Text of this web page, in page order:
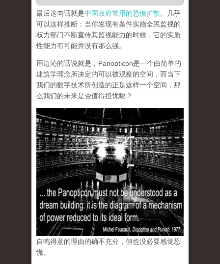
最后这句话就是中国政府常用的恐慌扩散。几乎
可以这样推断： 当你发现有条件实施全民监视的
权力部门不断宣传其监视能力的时候，它的实质
性能力有可能并没有那么强。
用边沁的话说就是，Panopticon是一个由简单的
建筑学理念所决定的可以被观察的空间，而当下
我们的数字技术所创造的正是这样一个空间，那
么我们的未来是否值得担忧呢？
自鸣得意的理由的确不充分，但也没必要感觉恐
慌。